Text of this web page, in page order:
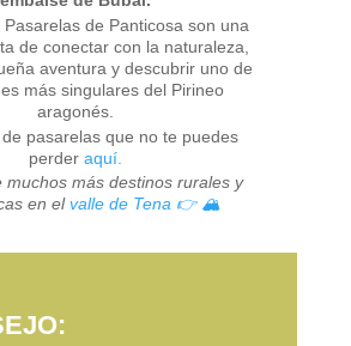
Pasarelas de Panticosa son una
de conectar con la naturaleza,
aventura y descubrir uno de
más singulares del Pirineo
aragonés.
pasarelas que no te puedes
perderaquí.
muchos más destinos rurales y
en elvalle de Tena 👉 🏔️